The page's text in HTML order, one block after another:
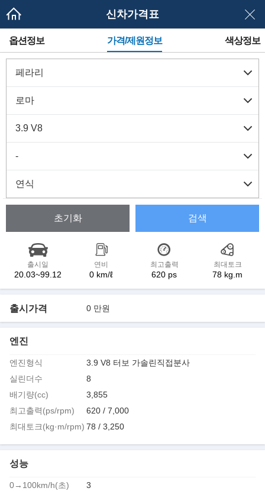
신차가격표
메
뉴
네
이
이
옵션정보 가격/제원정보 색상정보
초기화 검색
출시일
20.03~99.12
연비
0 km/ℓ
최고출력
620 ps
최대토크
78 kg.m
출시가격 0 만원
엔진
엔진형식
3.9 V8 터보 가솔린직접분사
실린더수
8
배기량(cc)
3,855
최고출력(ps/rpm)
620 / 7,000
최대토크(kg·m/rpm) 78 / 3,250
성능
0→100km/h(초)
3